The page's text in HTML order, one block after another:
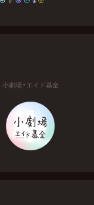
小劇場・エイド基金